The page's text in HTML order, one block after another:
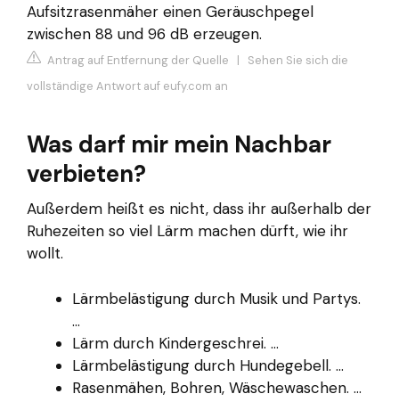
Aufsitzrasenmäher einen Geräuschpegel
zwischen 88 und 96 dB erzeugen.
Antrag auf Entfernung der Quelle | Sehen Sie sich die
vollständige Antwort auf eufy.com an
Was darf mir mein Nachbar
verbieten?
Außerdem heißt es nicht, dass ihr außerhalb der
Ruhezeiten so viel Lärm machen dürft, wie ihr
wollt.
Lärmbelästigung durch Musik und Partys.
...
Lärm durch Kindergeschrei. ...
Lärmbelästigung durch Hundegebell. ...
Rasenmähen, Bohren, Wäschewaschen. ...